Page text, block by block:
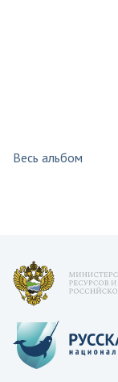
Весь альбом